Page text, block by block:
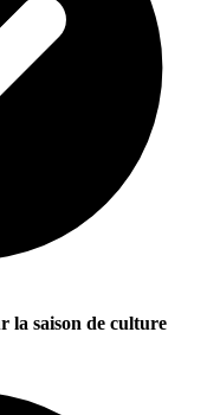
la saison de culture